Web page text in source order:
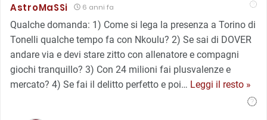
AstroMaSSi 6 anni fa
Qualche domanda: 1) Come si lega la presenza a Torino di
Tonelli qualche tempo fa con Nkoulu? 2) Se sai di DOVER
andare via e devi stare zitto con allenatore e compagni
giochi tranquillo? 3) Con 24 milioni fai plusvalenze e
mercato? 4) Se fai il delitto perfetto e poi… Leggi il resto »